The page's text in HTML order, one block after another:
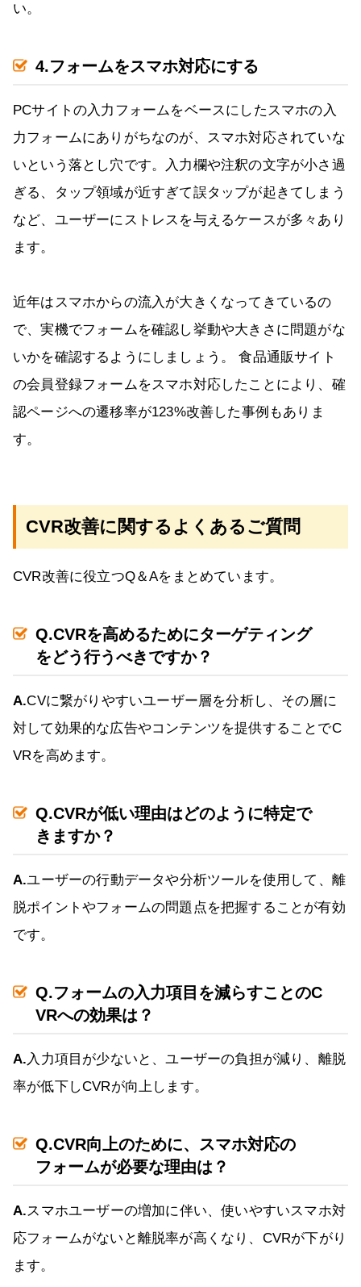
い。
4.フォームをスマホ対応にする
PCサイトの入力フォームをベースにしたスマホの入
力フォームにありがちなのが、スマホ対応されていな
いという落とし穴です。入力欄や注釈の文字が小さ過
ぎる、タップ領域が近すぎて誤タップが起きてしまう
など、ユーザーにストレスを与えるケースが多々あり
ます。
近年はスマホからの流入が大きくなってきているの
で、実機でフォームを確認し挙動や大きさに問題がな
いかを確認するようにしましょう。 食品通販サイト
の会員登録フォームをスマホ対応したことにより、確
認ページへの遷移率が123%改善した事例もありま
す。
CVR改善に関するよくあるご質問
CVR改善に役立つQ＆Aをまとめています。
Q.CVRを高めるためにターゲティング
をどう行うべきですか？
A.CVに繋がりやすいユーザー層を分析し、その層に
対して効果的な広告やコンテンツを提供することでC
VRを高めます。
Q.CVRが低い理由はどのように特定で
きますか？
A.ユーザーの行動データや分析ツールを使用して、離
脱ポイントやフォームの問題点を把握することが有効
です。
Q.フォームの入力項目を減らすことのC
VRへの効果は？
A.入力項目が少ないと、ユーザーの負担が減り、離脱
率が低下しCVRが向上します。
Q.CVR向上のために、スマホ対応の
フォームが必要な理由は？
A.スマホユーザーの増加に伴い、使いやすいスマホ対
応フォームがないと離脱率が高くなり、CVRが下がり
ます。